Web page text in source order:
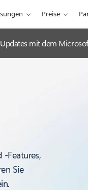
Preise
mit dem
Features,
Sie